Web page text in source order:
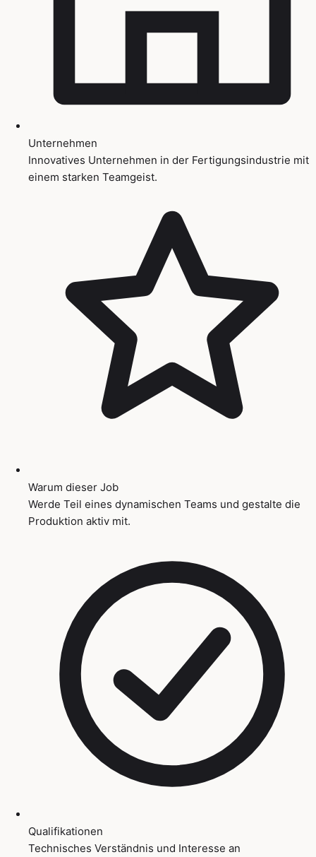
Unternehmen
Innovatives Unternehmen in der Fertigungsindustrie mit
einem starken Teamgeist.
Warum dieser Job
Werde Teil eines dynamischen Teams und gestalte die
Produktion aktiv mit.
Qualifikationen
Technisches Verständnis und Interesse an